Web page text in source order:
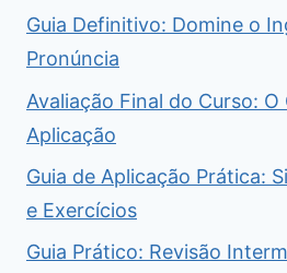
Guia Definitivo: Domine o
Pronúncia
Avaliação Final do Curso: O
Aplicação
Guia de Aplicação Prática:
e Exercícios
Guia Prático: Revisão